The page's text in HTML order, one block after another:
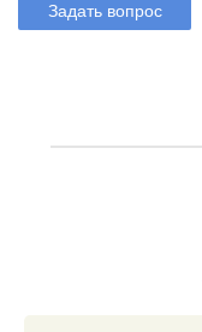
Задать вопрос